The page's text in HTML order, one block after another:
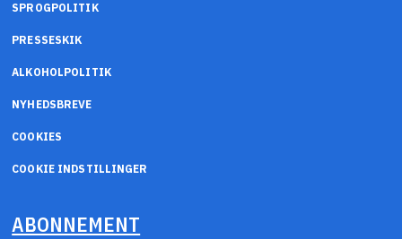
SPROGPOLITIK
PRESSESKIK
ALKOHOLPOLITIK
NYHEDSBREVE
COOKIES
COOKIE INDSTILLINGER
ABONNEMENT